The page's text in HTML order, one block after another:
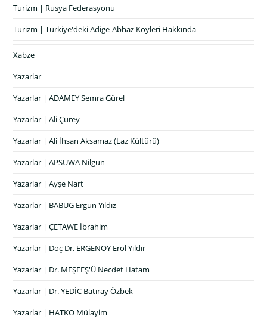
Turizm | Rusya Federasyonu
Turizm | Türkiye'deki Adige-Abhaz Köyleri Hakkında
Xabze
Yazarlar
Yazarlar | ADAMEY Semra Gürel
Yazarlar | Ali Çurey
Yazarlar | Ali İhsan Aksamaz (Laz Kültürü)
Yazarlar | APSUWA Nilgün
Yazarlar | Ayşe Nart
Yazarlar | BABUG Ergün Yıldız
Yazarlar | ÇETAWE İbrahim
Yazarlar | Doç Dr. ERGENOY Erol Yıldır
Yazarlar | Dr. MEŞFEŞ'Ü Necdet Hatam
Yazarlar | Dr. YEDİC Batıray Özbek
Yazarlar | HATKO Mülayim